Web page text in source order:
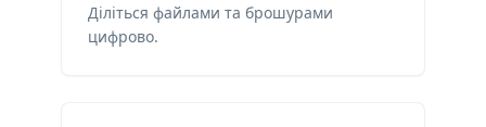
Діліться файлами та брошурами
цифрово.